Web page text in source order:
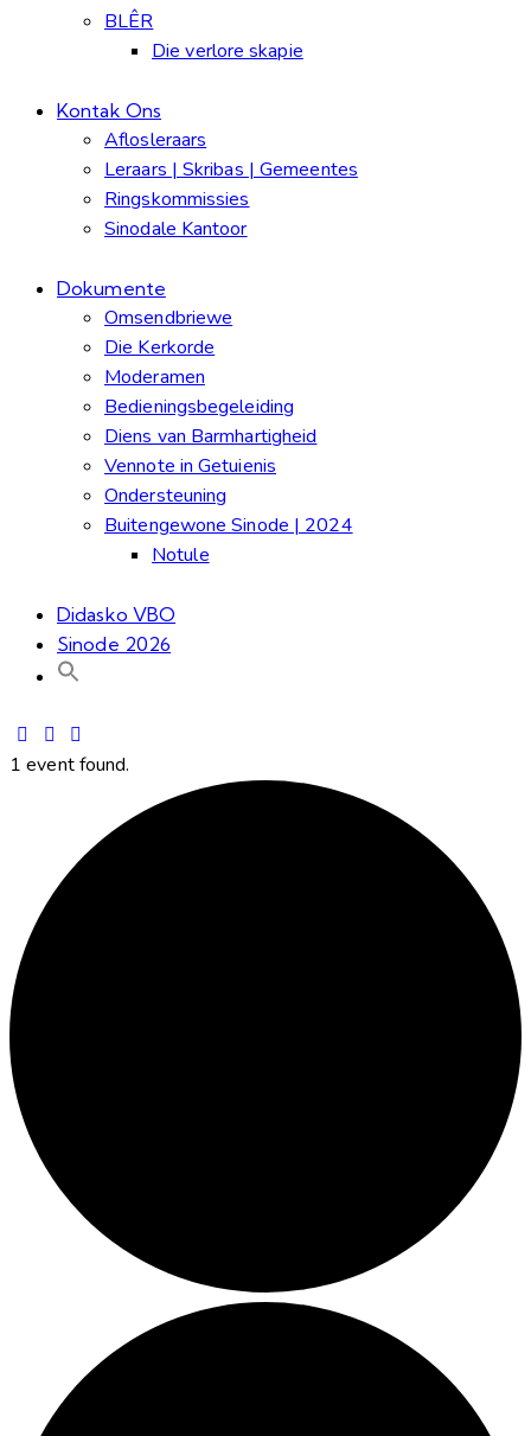
BLÊR
Die verlore skapie
Kontak Ons
Aflosleraars
Leraars | Skribas | Gemeentes
Ringskommissies
Sinodale Kantoor
Dokumente
Omsendbriewe
Die Kerkorde
Moderamen
Bedieningsbegeleiding
Diens van Barmhartigheid
Vennote in Getuienis
Ondersteuning
Buitengewone Sinode | 2024
Notule
Didasko VBO
Sinode 2026
1 event found.